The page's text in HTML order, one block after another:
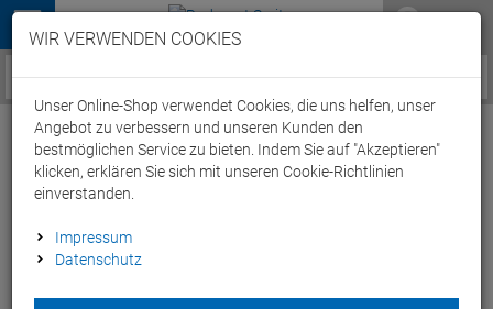
Menü
Service / Hilfe
Nathan Super 5K Smartphone
Sportarmband - black/sulfur spring
WIR VERWENDEN COOKIES
Unser Online-Shop verwendet Cookies, die uns helfen, unser
Angebot zu verbessern und unseren Kunden den
bestmöglichen Service zu bieten. Indem Sie auf "Akzeptieren"
klicken, erklären Sie sich mit unseren Cookie-Richtlinien
einverstanden.
Impressum
Datenschutz